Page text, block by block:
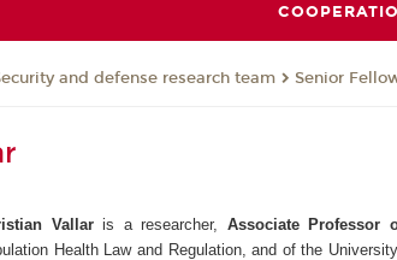
and defense research team Senior
Vallaris a researcher, Associate Professor
Health Law and Regulation, and of the